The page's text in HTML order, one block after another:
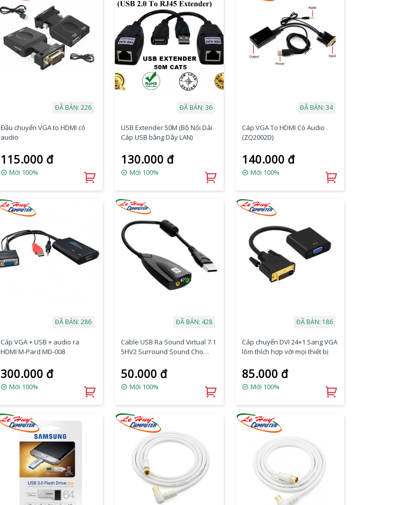
ĐÃ BÁN: 226
Đầu chuyển VGA to HDMI có
audio
115.000 đ
Mới 100%
ĐÃ BÁN: 36
USB Extender 50M (Bộ Nối Dài
Cáp USB bằng Dây LAN)
130.000 đ
Mới 100%
ĐÃ BÁN: 34
Cáp VGA To HDMI Có Audio
(ZQ2002D)
140.000 đ
Mới 100%
ĐÃ BÁN: 286
Cáp VGA + USB + audio ra
HDMI M-Pard MD-008
300.000 đ
Mới 100%
ĐÃ BÁN: 428
Cable USB Ra Sound Virtual 7.1
5HV2 Surround Sound Cho
50.000 đ
Mới 100%
ĐÃ BÁN: 186
Cáp chuyển DVI 24+1 Sang VGA
lõm thích hợp với mọi thiết bị
85.000 đ
Mới 100%